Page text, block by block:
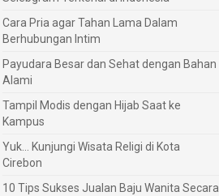
Cara Pria agar Tahan Lama Dalam
Berhubungan Intim
Payudara Besar dan Sehat dengan Bahan
Alami
Tampil Modis dengan Hijab Saat ke
Kampus
Yuk... Kunjungi Wisata Religi di Kota
Cirebon
10 Tips Sukses Jualan Baju Wanita Secara